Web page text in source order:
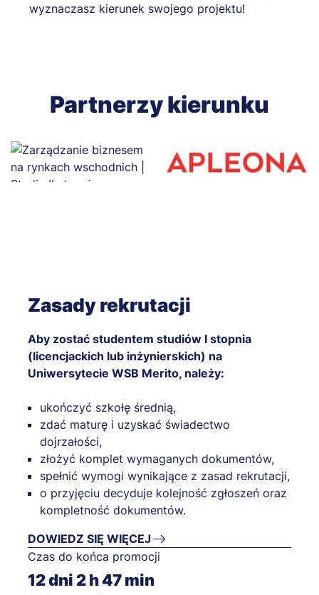
wyznaczasz kierunek swojego projektu!
Partnerzy kierunku
Zasady rekrutacji
Aby zostać studentem studiów I stopnia
(licencjackich lub inżynierskich) na
Uniwersytecie WSB Merito, należy:
ukończyć szkołę średnią,
zdać maturę i uzyskać świadectwo
dojrzałości,
złożyć komplet wymaganych dokumentów,
spełnić wymogi wynikające z zasad rekrutacji,
o przyjęciu decyduje kolejność zgłoszeń oraz
kompletność dokumentów.
DOWIEDZ SIĘ WIĘCEJ
Czas do końca promocji
12dni2h47min